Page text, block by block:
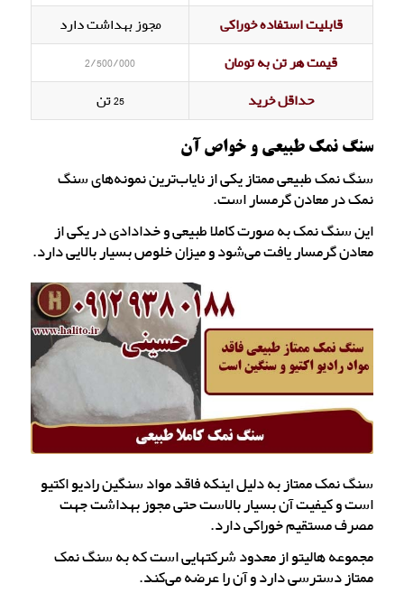
قابلیت استفاده خوراکی
مجوز بهداشت دارد
قیمت هر تن به تومان
2/500/000
حداقل خرید
25 تن
سنگ نمک طبیعی و خواص آن
سنگ نمک طبیعی ممتاز یکی از نایاب‌ترین نمونه‌های سنگ
نمک در معادن گرمسار است.
این سنگ نمک به صورت کاملا طبیعی و خدادادی در یکی از
معادن گرمسار یافت می‌شود و میزان خلوص بسیار بالایی دارد.
سنگ نمک ممتاز به دلیل اینکه فاقد مواد سنگین رادیو اکتیو
است و کیفیت آن بسیار بالاست حتی مجوز بهداشت جهت
مصرف مستقیم خوراکی دارد.
مجموعه هالیتو از معدود شرکتهایی است که به سنگ نمک
ممتاز دسترسی دارد و آن را عرضه می‌کند.